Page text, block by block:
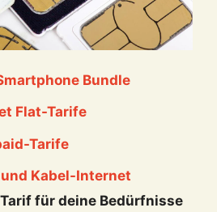
Bundle
Flat-Tarife
Tarife
und Kabel-Internet
für deine Bedürfnisse